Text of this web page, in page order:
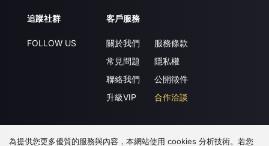
追蹤社群
FOLLOW US
客戶服務
關於我們
常見問題
聯絡我們
升級VIP
服務條款
隱私權
公開徵件
合作洽談
下載 APP
為提供您更多優質的服務與內容，本網站使用 cookies 分析技術。若您